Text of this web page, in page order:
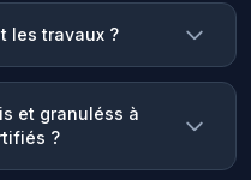
les travaux ?
et granuléss à
?